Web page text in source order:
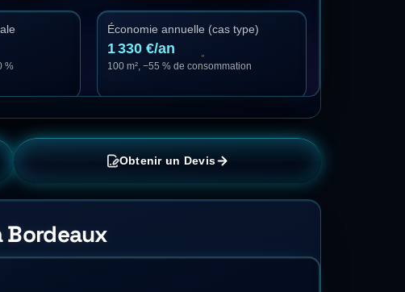
%
Économie annuelle (cas type)
1 330 €/an
100 m², −55 % de consommation
Obtenir un Devis
Bordeaux